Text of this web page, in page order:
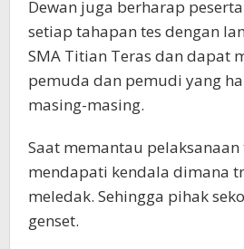
Dewan juga berharap
setiap tahapan tes dengan
SMA Titian Teras dan dapat
pemuda dan pemudi yang
masing-masing.
Saat memantau pelaksanaan
mendapati kendala dimana
meledak. Sehingga pihak
genset.